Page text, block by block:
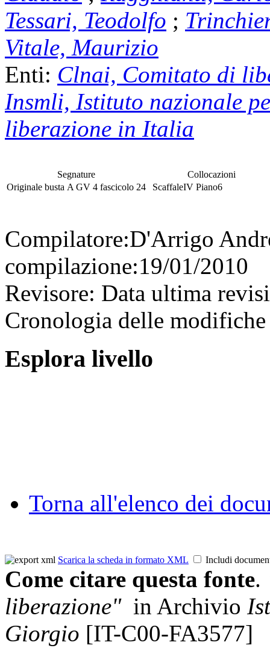
Tessari, Teodolfo ;
Vitale, Maurizio
Enti: Clnai, Comitato di
Insmli, Istituto nazionale
liberazione in Italia
Segnature
Originale busta A GV 4 fascicolo 24
Collocazioni
ScaffaleIV Piano6
Compilatore:D'Arrigo
compilazione:19/01/2010
Revisore: Data ultima
Cronologia delle
Esplora livello
Torna all'elenco dei
Scarica la scheda in formato XML Includi
Come citare questa fonte.
liberazione"in Archivio
Giorgio [IT-C00-FA3577]